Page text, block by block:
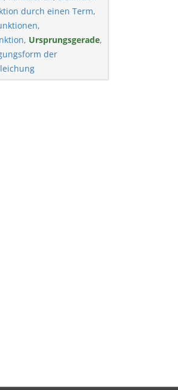
durch einen Term,
,
, Ursprungsgerade,
der